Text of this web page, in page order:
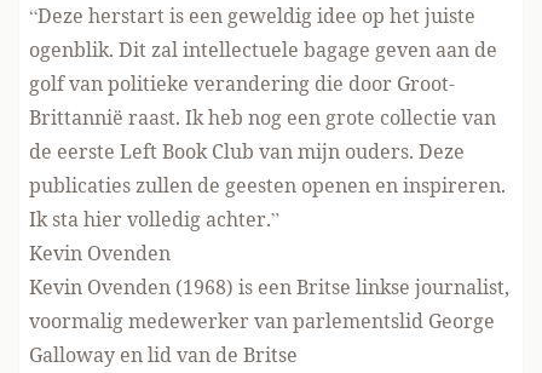
“Deze herstart is een geweldig idee op het juiste
ogenblik. Dit zal intellectuele bagage geven aan de
golf van politieke verandering die door Groot-
Brittannië raast. Ik heb nog een grote collectie van
de eerste Left Book Club van mijn ouders. Deze
publicaties zullen de geesten openen en inspireren.
Ik sta hier volledig achter.”
Kevin Ovenden
Kevin Ovenden (1968) is een Britse linkse journalist,
voormalig medewerker van parlementslid George
Galloway en lid van de Britse